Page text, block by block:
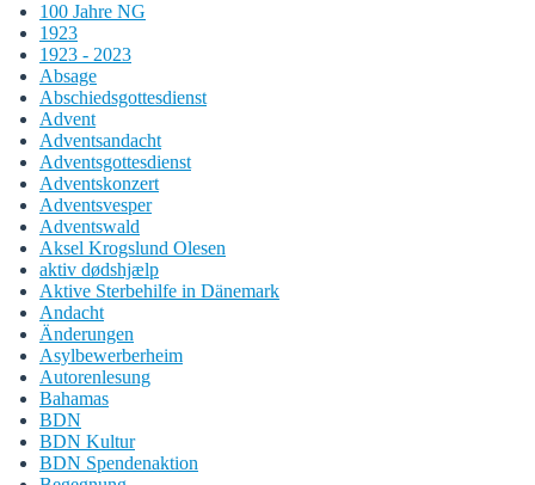
100 Jahre NG
1923
1923 - 2023
Absage
Abschiedsgottesdienst
Advent
Adventsandacht
Adventsgottesdienst
Adventskonzert
Adventsvesper
Adventswald
Aksel Krogslund Olesen
aktiv dødshjælp
Aktive Sterbehilfe in Dänemark
Andacht
Änderungen
Asylbewerberheim
Autorenlesung
Bahamas
BDN
BDN Kultur
BDN Spendenaktion